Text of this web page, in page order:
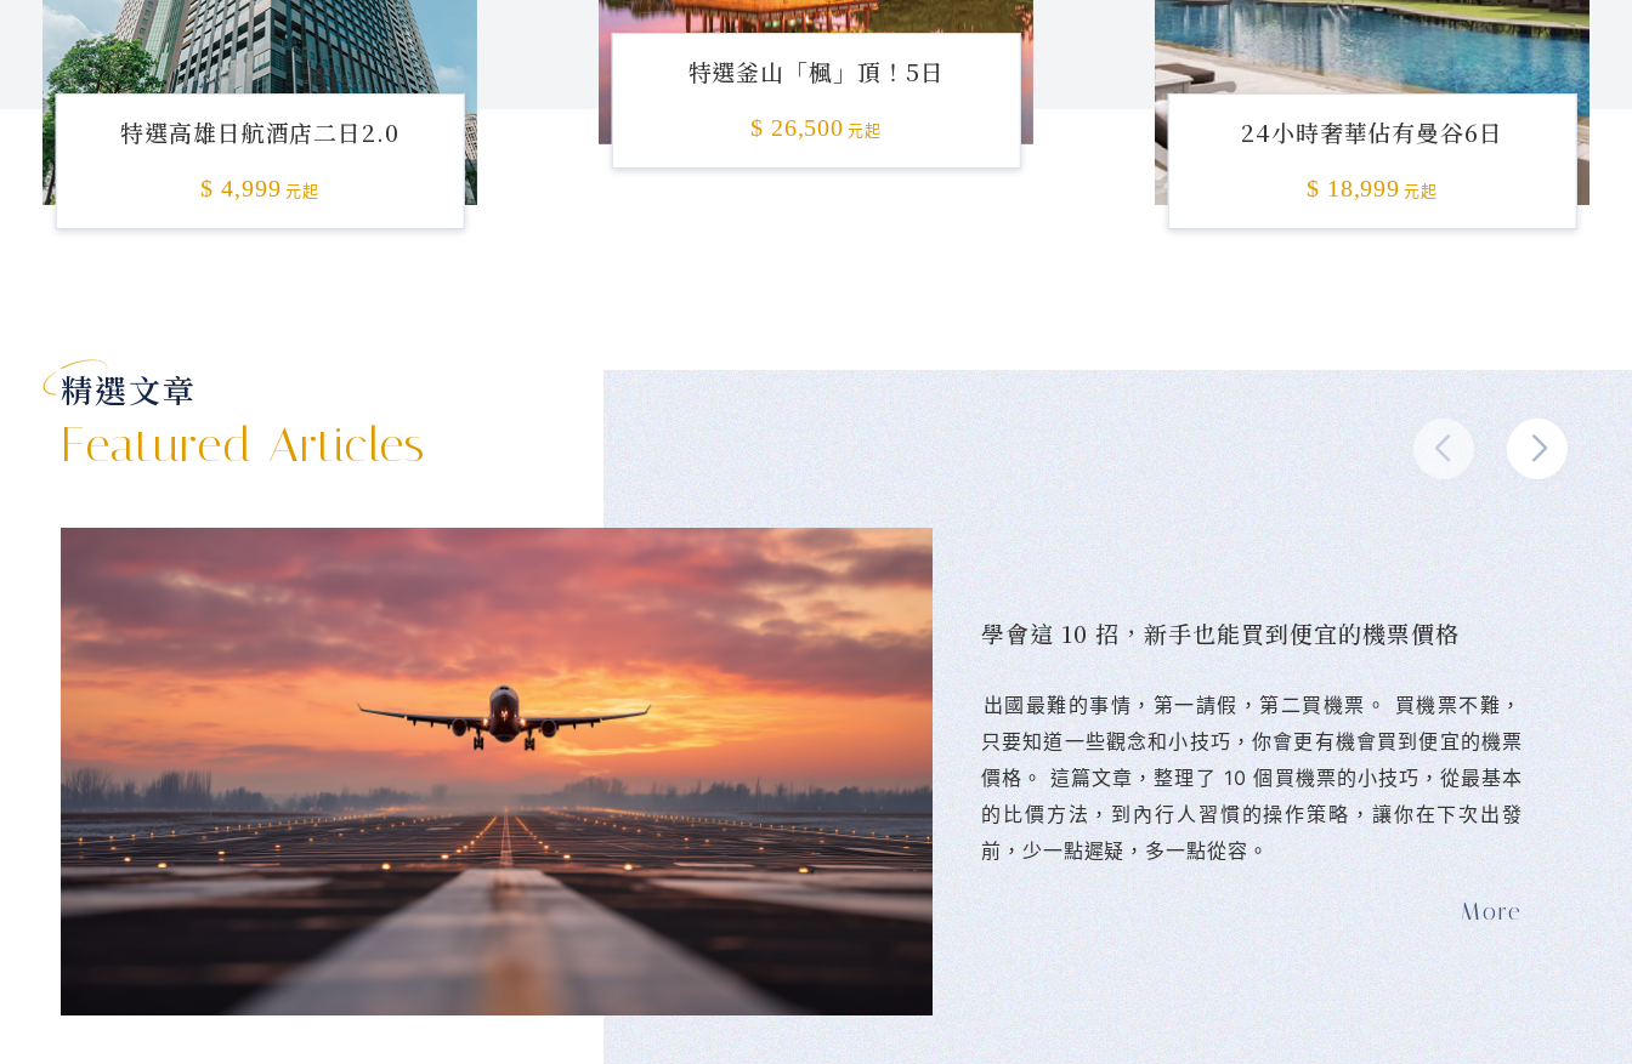
特選高雄日航酒店二日2.0
$ 4,999 元起
特選釜山「楓」頂！5日
$ 26,500 元起 24小時奢華佔有曼谷6日
$ 18,999 元起
精選文章
Featured Articles
學會這 10 招，新手也能買到便宜的機票價格
󠀠出國最難的事情，第一請假，第二買機票。 󠀠買機票不難，
只要知道一些觀念和小技巧，你會更有機會買到便宜的機票
價格。 這篇文章，整理了 10 個買機票的小技巧，從最基本
的比價方法，到內行人習慣的操作策略，讓你在下次出發
前，少一點遲疑，多一點從容。